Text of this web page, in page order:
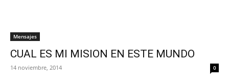
Mensajes
CUAL ES MI MISION EN ESTE MUNDO
14 noviembre, 2014 0